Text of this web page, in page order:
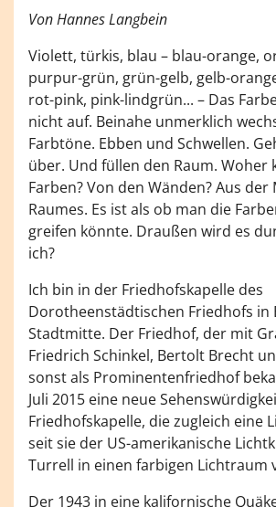
Von Hannes Langbein
Violett, türkis, blau – blau-orange,
purpur-grün, grün-gelb, gelb-
rot-pink, pink-lindgrün... – Das
nicht auf. Beinahe unmerklich
Farbtöne. Ebben und Schwellen.
über. Und füllen den Raum. Woher
Farben? Von den Wänden? Aus der
Raumes. Es ist als ob man die
greifen könnte. Draußen wird es
ich?
Ich bin in der Friedhofskapelle des
Dorotheenstädtischen Friedhofs in
Stadtmitte. Der Friedhof, der mit
Friedrich Schinkel, Bertolt Brecht
sonst als Prominentenfriedhof
Juli 2015 eine neue
Friedhofskapelle, die zugleich eine
seit sie der US-amerikanische
Turrell in einen farbigen Lichtraum
Der 1943 in eine kalifornische